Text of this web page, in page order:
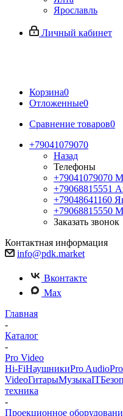
Ярославль
Личный кабинет
Корзина0
Отложенные0
Сравнение товаров0
+79041079070
Назад
Телефоны
+79041079070
+79068815551
+79048641160
+79068815550
Заказать звонок
Контактная информация
info@pdk.market
Вконтакте
Max
Главная
-
Каталог
-
Pro Video
Hi-FiНаушникиPro Audio
VideoГитарыМузыкаIT
техника
-
Проекционное